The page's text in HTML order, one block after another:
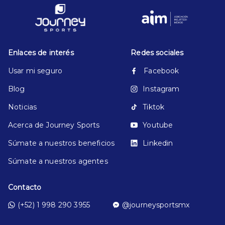
Enlaces de interés
Usar mi seguro
Blog
Noticias
Acerca de Journey Sports
Súmate a nuestros beneficios
Súmate a nuestros agentes
Redes sociales
Facebook
Instagram
Tiktok
Youtube
Linkedin
Contacto
(+52) 1 998 290 3955
@journeysportsmx